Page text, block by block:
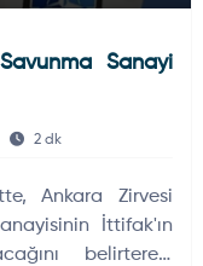
Sanayi
2 dk
Ankara Zirvesi
İttifak'ın
belirterek,